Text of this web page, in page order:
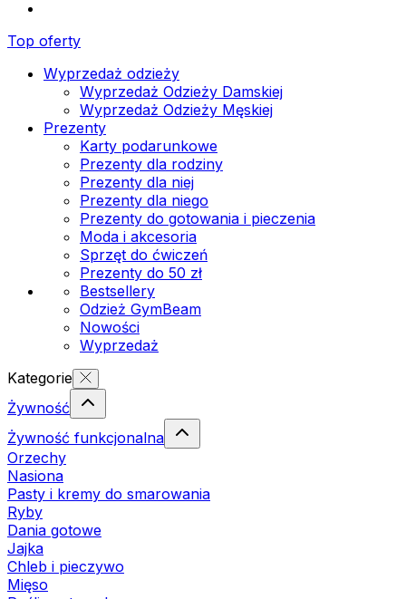
Top oferty
Wyprzedaż odzieży
Wyprzedaż Odzieży Damskiej
Wyprzedaż Odzieży Męskiej
Prezenty
Karty podarunkowe
Prezenty dla rodziny
Prezenty dla niej
Prezenty dla niego
Prezenty do gotowania i pieczenia
Moda i akcesoria
Sprzęt do ćwiczeń
Prezenty do 50 zł
Bestsellery
Odzież GymBeam
Nowości
Wyprzedaż
Kategorie
Żywność
Żywność funkcjonalna
Orzechy
Nasiona
Pasty i kremy do smarowania
Ryby
Dania gotowe
Jajka
Chleb i pieczywo
Mięso